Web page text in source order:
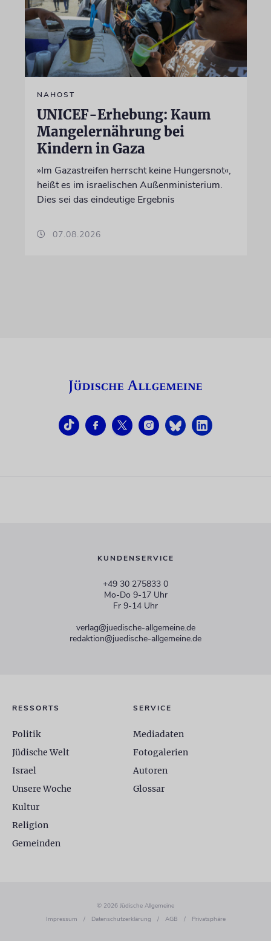
NAHOST
UNICEF-Erhebung: Kaum
Mangelernährung bei
Kindern in Gaza
»Im Gazastreifen herrscht keine Hungersnot«,
heißt es im israelischen Außenministerium.
Dies sei das eindeutige Ergebnis
07.08.2026
KUNDENSERVICE
+49 30 275833 0
Mo-Do 9-17 Uhr
Fr 9-14 Uhr
verlag@juedische-allgemeine.de
redaktion@juedische-allgemeine.de
RESSORTS
Politik
Jüdische Welt
Israel
Unsere Woche
Kultur
Religion
Gemeinden
SERVICE
Mediadaten
Fotogalerien
Autoren
Glossar
© 2026 Jüdische Allgemeine
Impressum
/ Datenschutzerklärung / AGB / Privatsphäre